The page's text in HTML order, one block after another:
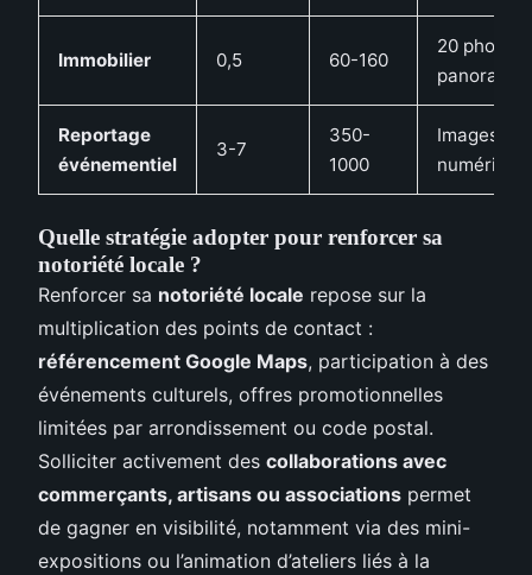
Immobilier 0,5 60-160
20 photos
Reportage
événementiel
3-7
350-
1000
Images HD
Quelle stratégie adopter pour renforcer sa
notoriété locale ?
Renforcer sa notoriété locale repose sur la
multiplication des points de contact :
référencement Google Maps, participation à des
événements culturels, offres promotionnelles
limitées par arrondissement ou code postal.
Solliciter activement des collaborations avec
commerçants, artisans ou associations permet
de gagner en visibilité, notamment via des mini-
expositions ou l’animation d’ateliers liés à la